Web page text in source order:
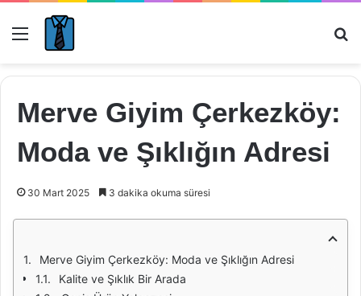
Menü
Merve Giyim Çerkezköy:
Moda ve Şıklığın Adresi
30 Mart 2025 3 dakika okuma süresi
Merve Giyim Çerkezköy: Moda ve Şıklığın Adresi
Kalite ve Şıklık Bir Arada